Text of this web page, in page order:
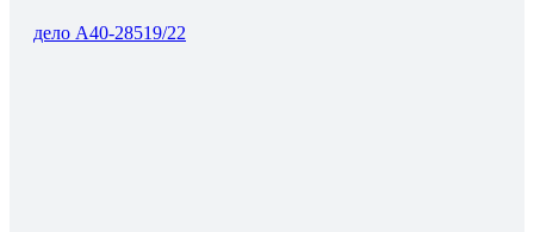
дело А40-28519/22